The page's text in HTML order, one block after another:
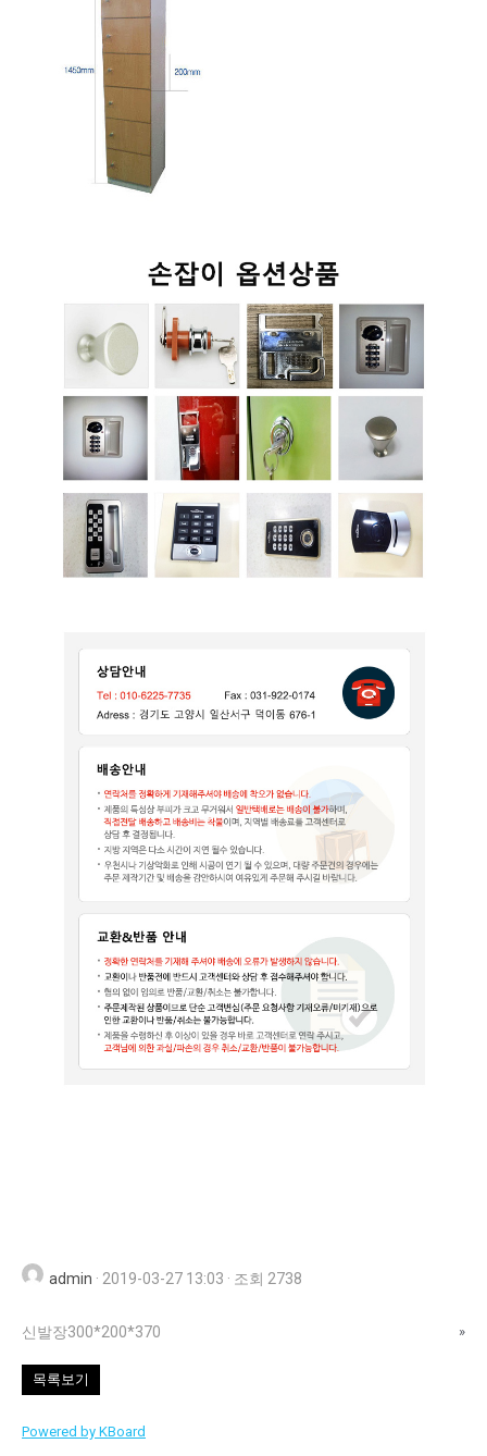
admin · 2019-03-27 13:03 · 조회 2738
신발장300*200*370 »
목록보기
Powered by KBoard